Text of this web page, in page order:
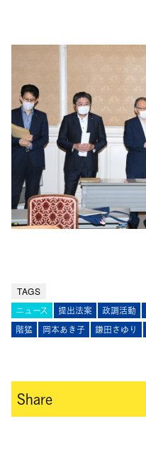
TAGS
ニュース 提出法案 政調活動
階猛
岡本あき子 鎌田さゆり
Share